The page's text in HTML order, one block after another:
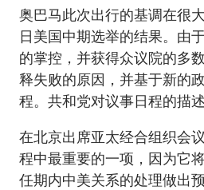
奥巴马此次出行的基调在很
日美国中期选举的结果。由
的掌控，并获得众议院的多
释失败的原因，并基于新的
程。共和党对议事日程的描
在北京出席亚太经合组织会
程中最重要的一项，因为它
任期内中美关系的处理做出